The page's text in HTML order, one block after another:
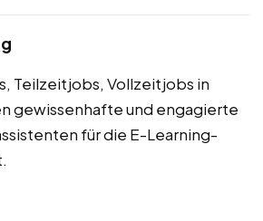
Teilzeitjobs, Vollzeitjobs in
gewissenhafte und engagierte
für die E-Learning-